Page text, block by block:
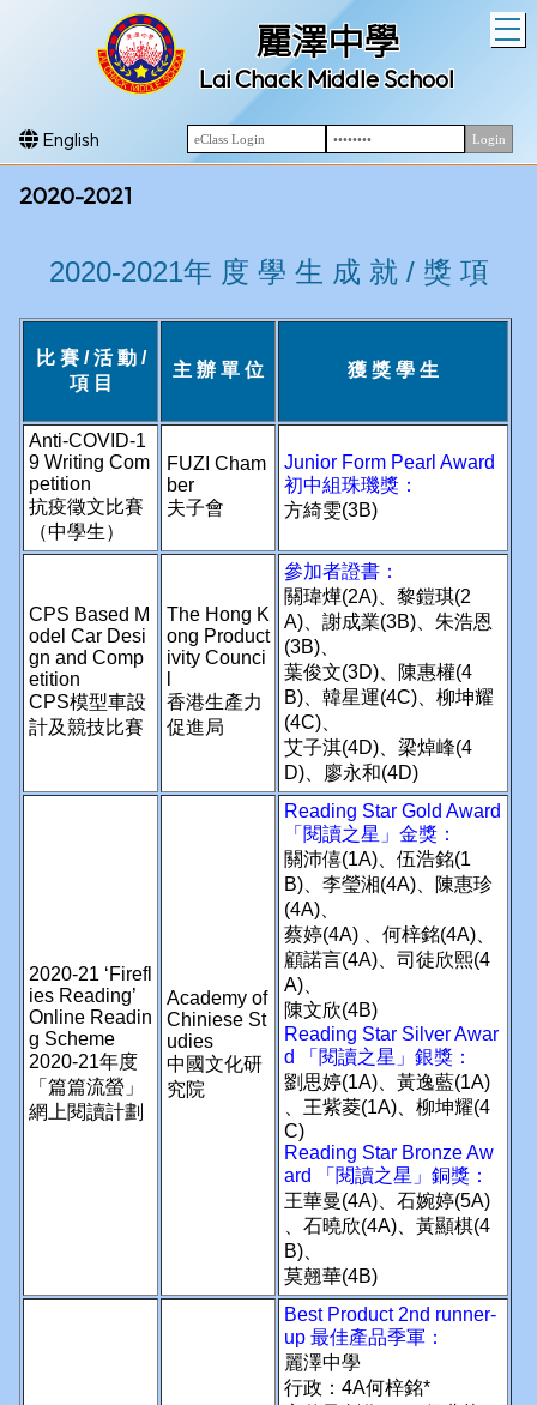
麗澤中學
Lai Chack Middle School
English
2020-2021